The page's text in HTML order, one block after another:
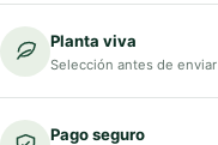
Planta viva
Selección antes de enviar
Pago seguro